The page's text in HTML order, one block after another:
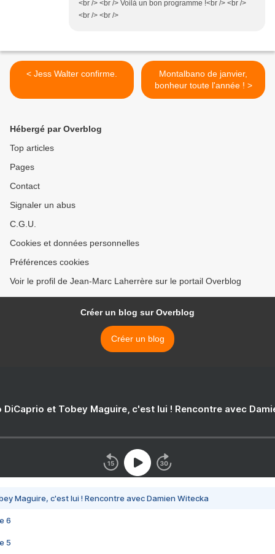
<br /> <br /> Voilà un bon programme !<br /> <br />
<br /> <br />
< Jess Walter confirme.
Montalbano de janvier,
bonheur toute l'année ! >
Hébergé par Overblog
Top articles
Pages
Contact
Signaler un abus
C.G.U.
Cookies et données personnelles
Préférences cookies
Voir le profil de Jean-Marc Laherrère sur le portail Overblog
Créer un blog sur Overblog
Créer un blog
DiCaprio et Tobey Maguire, c'est lui ! Rencontre avec
Maguire, c'est lui ! Rencontre avec Damien Witecka
6
5